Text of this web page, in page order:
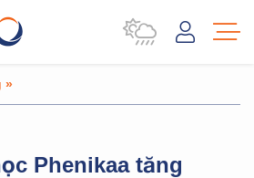
»
Phenikaa tăng